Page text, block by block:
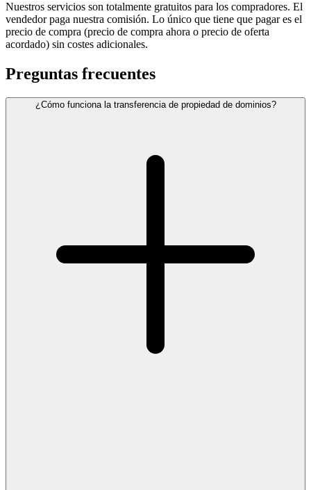
Nuestros servicios son totalmente gratuitos para los compradores. El
vendedor paga nuestra comisión. Lo único que tiene que pagar es el
precio de compra (precio de compra ahora o precio de oferta
acordado) sin costes adicionales.
Preguntas frecuentes
¿Cómo funciona la transferencia de propiedad de dominios?